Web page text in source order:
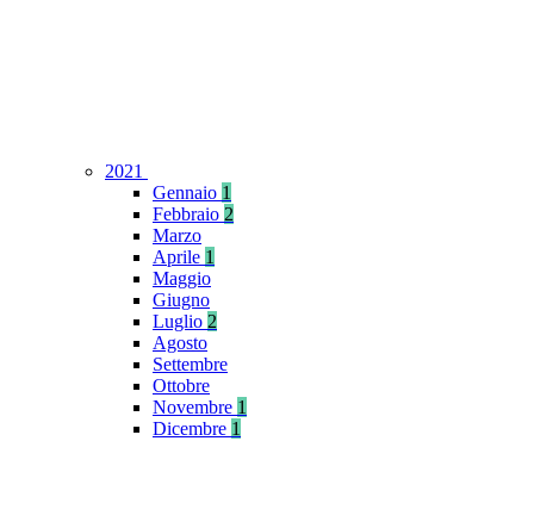
2021
Gennaio 1
Febbraio 2
Marzo
Aprile 1
Maggio
Giugno
Luglio 2
Agosto
Settembre
Ottobre
Novembre 1
Dicembre 1